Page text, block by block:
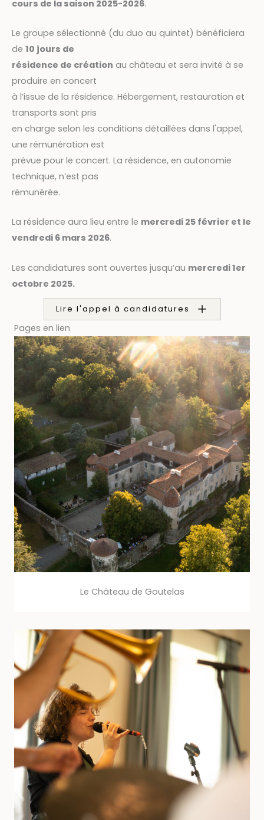
cours de la saison 2025-2026.
Le groupe sélectionné (du duo au quintet) bénéficiera
de 10 jours de
résidence de création au château et sera invité à se
produire en concert
à l’issue de la résidence. Hébergement, restauration et
transports sont pris
en charge selon les conditions détaillées dans l'appel,
une rémunération est
prévue pour le concert. La résidence, en autonomie
technique, n’est pas
rémunérée.
La résidence aura lieu entre le mercredi 25 février et le
vendredi 6 mars 2026.
Les candidatures sont ouvertes jusqu’au mercredi 1er
octobre 2025.
Lire l'appel à candidatures
Pages en lien
Le Château de Goutelas